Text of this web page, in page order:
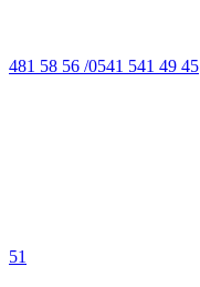
481 58 56 /0541 541 49 45
51